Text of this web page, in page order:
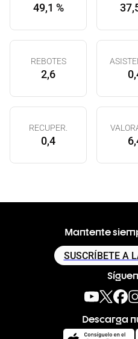
49,1 %
REBOTES
2,6
RECUPER.
0,4
Mantente
SUSCRÍBETE A
Descarga